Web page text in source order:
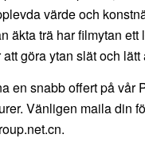
värde och
äkta trä har filmytan ett
göra ytan slät och lätt
en snabb offert på vår
Vänligen maila din
.